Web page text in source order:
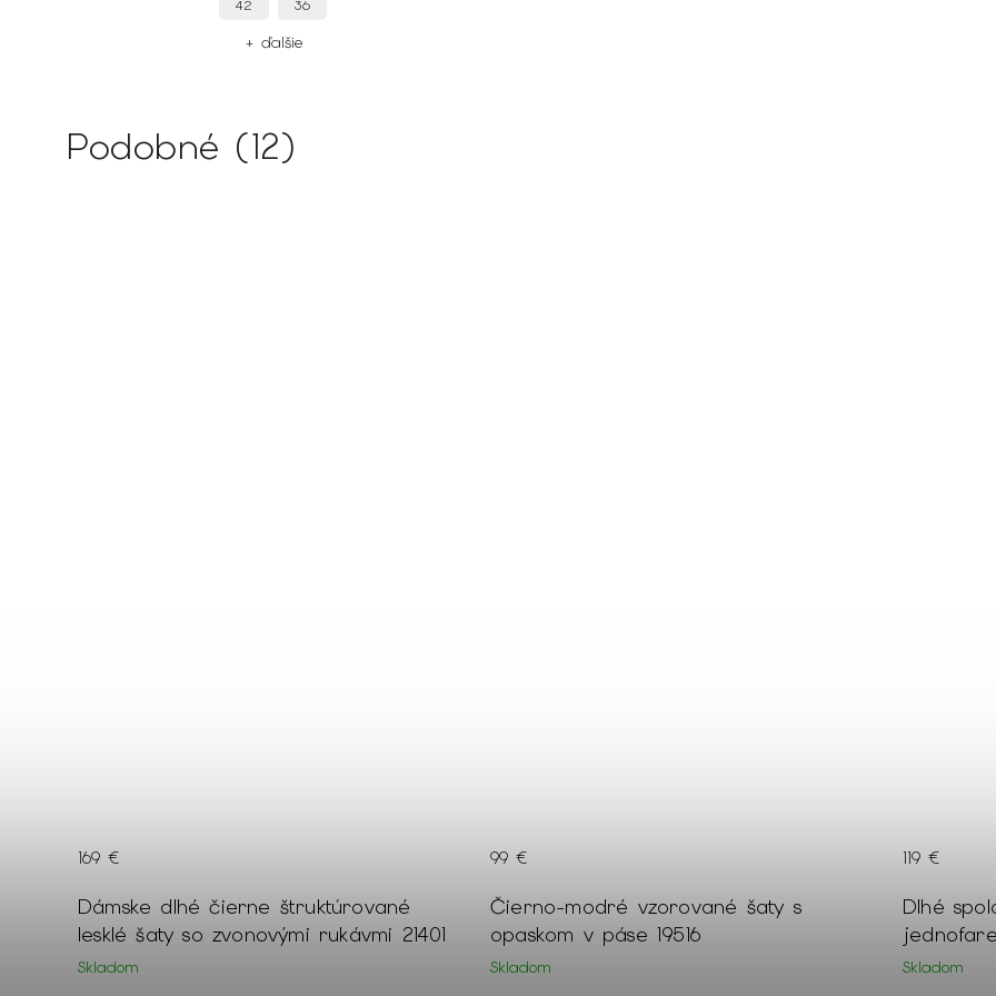
42 36
+ ďalšie
Podobné (12)
Čierno-modré vzorované šaty s
opaskom v páse 19516
Skladom
99 €
Dlhé spoločenské lesklé bordové
jednofarebné šaty 19006
Skladom
119 €
Dámske
opaskom
Skladom
149 €